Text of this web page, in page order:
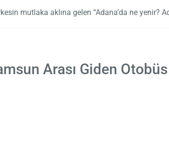
mutlaka aklına gelen “Adana’da ne yenir?
Arası Giden